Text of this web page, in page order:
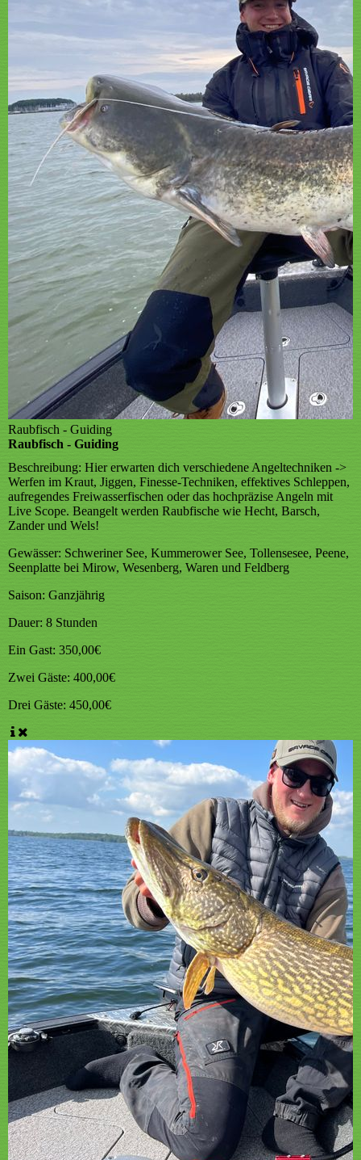
Raubfisch - Guiding
Raubfisch - Guiding
Beschreibung: Hier erwarten dich verschiedene Angeltechniken ->
Werfen im Kraut, Jiggen, Finesse-Techniken, effektives Schleppen,
aufregendes Freiwasserfischen oder das hochpräzise Angeln mit
Live Scope. Beangelt werden Raubfische wie Hecht, Barsch,
Zander und Wels!
Gewässer: Schweriner See, Kummerower See, Tollensesee, Peene,
Seenplatte bei Mirow, Wesenberg, Waren und Feldberg
Saison: Ganzjährig
Dauer: 8 Stunden
Ein Gast: 350,00€
Zwei Gäste: 400,00€
Drei Gäste: 450,00€